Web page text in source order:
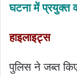
d
m
घटना में प्रयुक्त
हाइलाइट्स
पुलिस ने जब्त